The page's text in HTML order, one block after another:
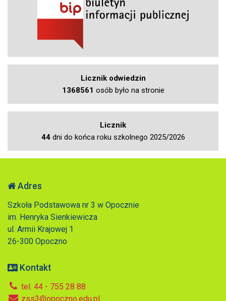
Licznik odwiedzin
1368561 osób było na stronie
Licznik
44dni do końca roku szkolnego 2025/2026
Adres
Szkoła Podstawowa nr 3 w Opocznie
im. Henryka Sienkiewicza
ul. Armii Krajowej 1
26-300 Opoczno
Kontakt
tel. 44 - 755 28 88
zss3@opoczno.edu.pl